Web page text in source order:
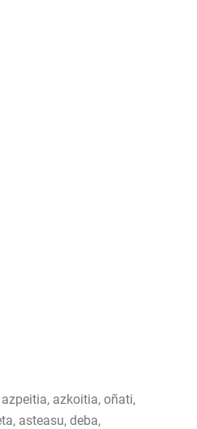
azkoitia, oñati,
asteasu, deba,